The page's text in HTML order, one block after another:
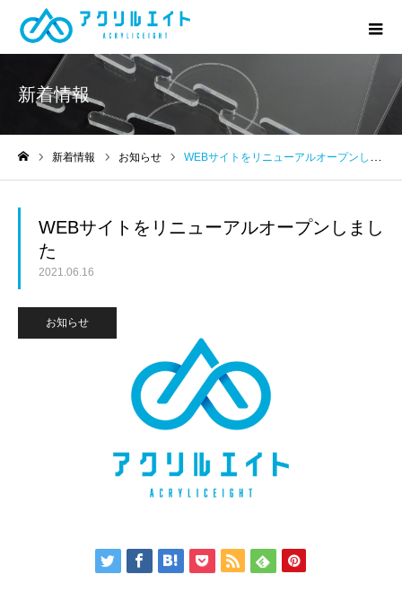
新着情報
新着情報 お知らせ WEBサイトをリニューアルオープンしました
WEBサイトをリニューアルオープンしまし
た
2021.06.16
お知らせ